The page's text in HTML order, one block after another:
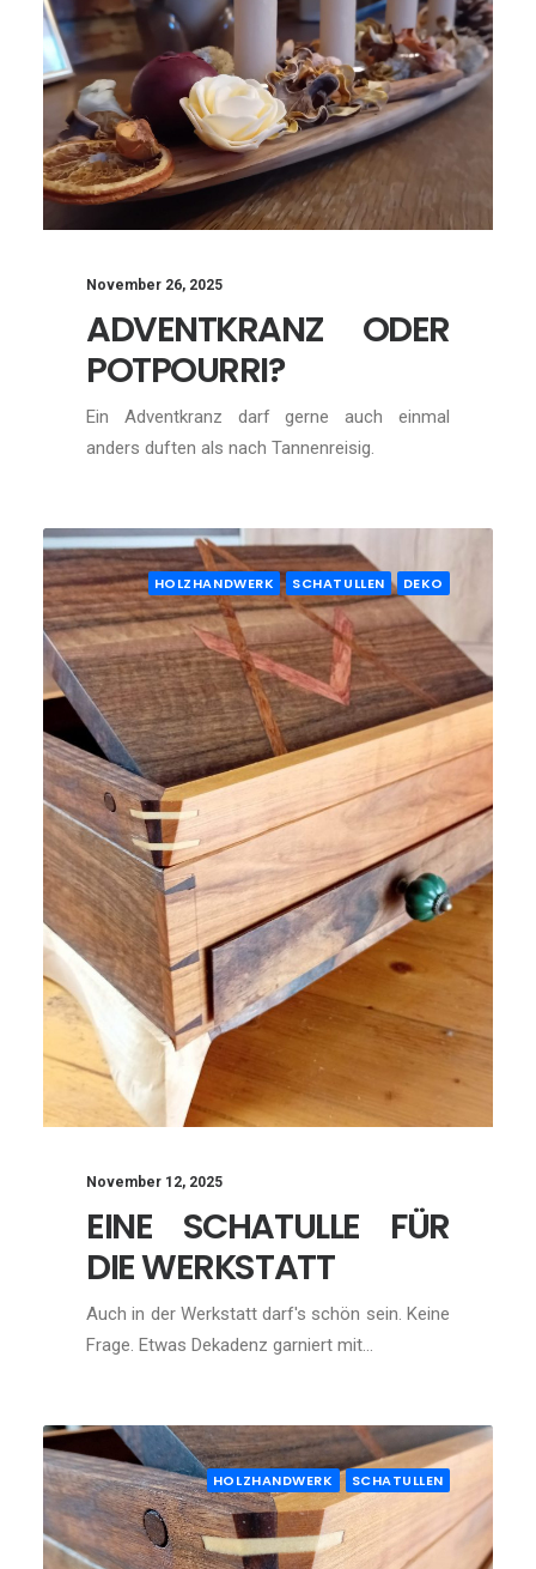
November 26, 2025
ADVENTKRANZ ODER
POTPOURRI?
Ein Adventkranz darf gerne auch einmal
anders duften als nach Tannenreisig.
HOLZHANDWERK SCHATULLEN DEKO
November 12, 2025
EINE SCHATULLE FÜR
DIE WERKSTATT
Auch in der Werkstatt darf's schön sein. Keine
Frage. Etwas Dekadenz garniert mit…
HOLZHANDWERK SCHATULLEN